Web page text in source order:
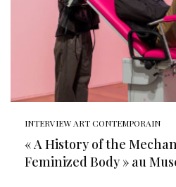
INTERVIEW ART CONTEMPORAIN
« A History of the
Feminized Body » au